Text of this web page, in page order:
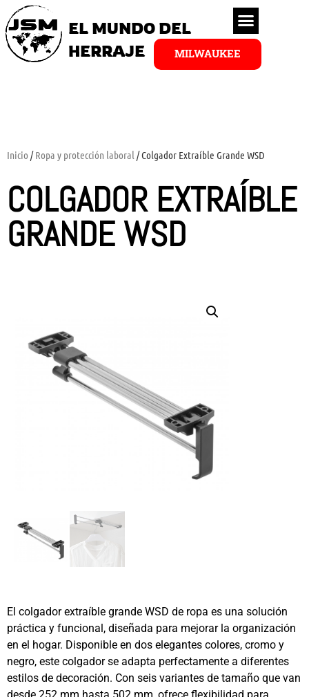
EL MUNDO DEL
HERRAJE
MILWAUKEE
Inicio /Ropa y protección laboral / Colgador Extraíble Grande WSD
COLGADOR EXTRAÍBLE
GRANDE WSD
El colgador extraíble grande WSD de ropa es una solución
práctica y funcional, diseñada para mejorar la organización
en el hogar. Disponible en dos elegantes colores, cromo y
negro, este colgador se adapta perfectamente a diferentes
estilos de decoración. Con seis variantes de tamaño que van